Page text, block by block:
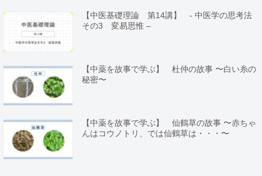
【中医基礎理論 第14講】 - 中医学の思考法
その3 変易思惟 –
【中薬を故事で学ぶ】 杜仲の故事 〜白い糸の
秘密〜
【中薬を故事で学ぶ】 仙鶴草の故事 〜赤ちゃ
んはコウノトリ、では仙鶴草は・・・〜